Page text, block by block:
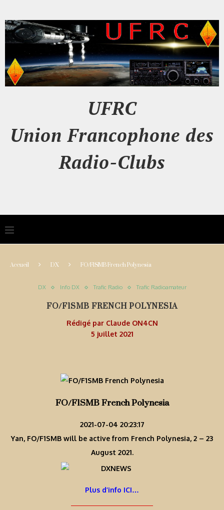
UFRC
Union Francophone des
Radio-Clubs
Accueil DX FO/F1SMB French Polynesia
DX Info DX Trafic Radio Trafic Radioamateur
FO/F1SMB FRENCH POLYNESIA
Rédigé par Claude ON4CN
5 juillet 2021
FO/F1SMB French Polynesia
2021-07-04 20:23:17
Yan, FO/F1SMB will be active from French Polynesia, 2 – 23
August 2021.
Plus d’info ICI…